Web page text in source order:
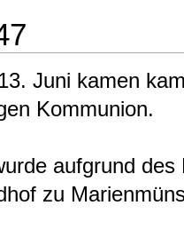
Juni kamen
Kommunion.
aufgrund
zu